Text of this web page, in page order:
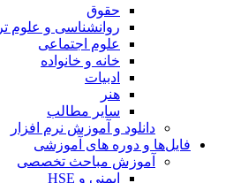
حقوق
روانشناسی و علوم تربیتی
علوم اجتماعی
خانه و خانواده
ادبیات
هنر
سایر مطالب
دانلود و آموزش نرم افزار
فایل‌ها و دوره های آموزشی
آموزش مباحث تخصصی
ایمنی و HSE